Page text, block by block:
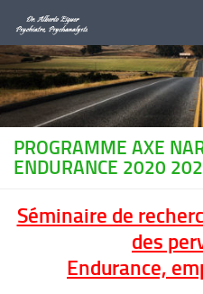
Au dessous du contenu
PROGRAMME AXE
ENDURANCE 2020
Séminaire de
des
Endurance,